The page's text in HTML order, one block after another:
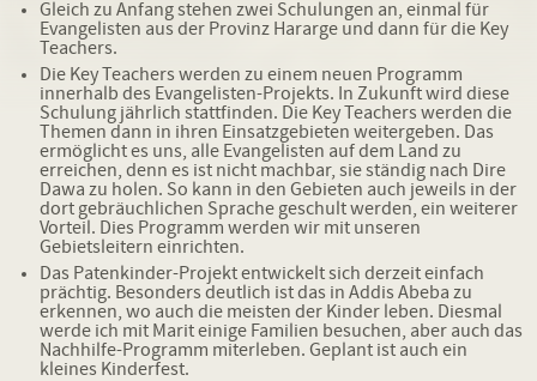
Gleich zu Anfang stehen zwei Schulungen an, einmal für
Evangelisten aus der Provinz Hararge und dann für die Key
Teachers.
Die Key Teachers werden zu einem neuen Programm
innerhalb des Evangelisten-Projekts. In Zukunft wird diese
Schulung jährlich stattfinden. Die Key Teachers werden die
Themen dann in ihren Einsatzgebieten weitergeben. Das
ermöglicht es uns, alle Evangelisten auf dem Land zu
erreichen, denn es ist nicht machbar, sie ständig nach Dire
Dawa zu holen. So kann in den Gebieten auch jeweils in der
dort gebräuchlichen Sprache geschult werden, ein weiterer
Vorteil. Dies Programm werden wir mit unseren
Gebietsleitern einrichten.
Das Patenkinder-Projekt entwickelt sich derzeit einfach
prächtig. Besonders deutlich ist das in Addis Abeba zu
erkennen, wo auch die meisten der Kinder leben. Diesmal
werde ich mit Marit einige Familien besuchen, aber auch das
Nachhilfe-Programm miterleben. Geplant ist auch ein
kleines Kinderfest.